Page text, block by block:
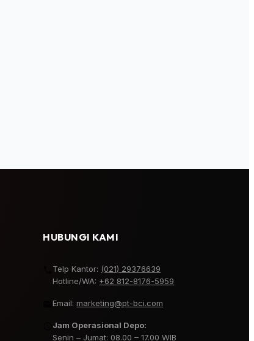
HUBUNGI KAMI
Telp Kantor: (021) 29376639
Hotline/WA: +62 812-8176-5959
Email:marketing@pt-bci.com
Jam Operasional Depo:
Senin – Jumat: 08.00 – 17.00 WIB